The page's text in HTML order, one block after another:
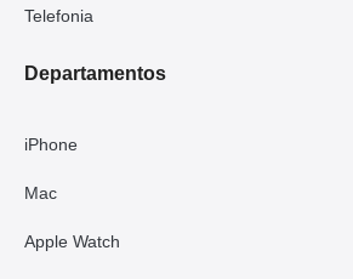
Telefonia
Departamentos
iPhone
Mac
Apple Watch